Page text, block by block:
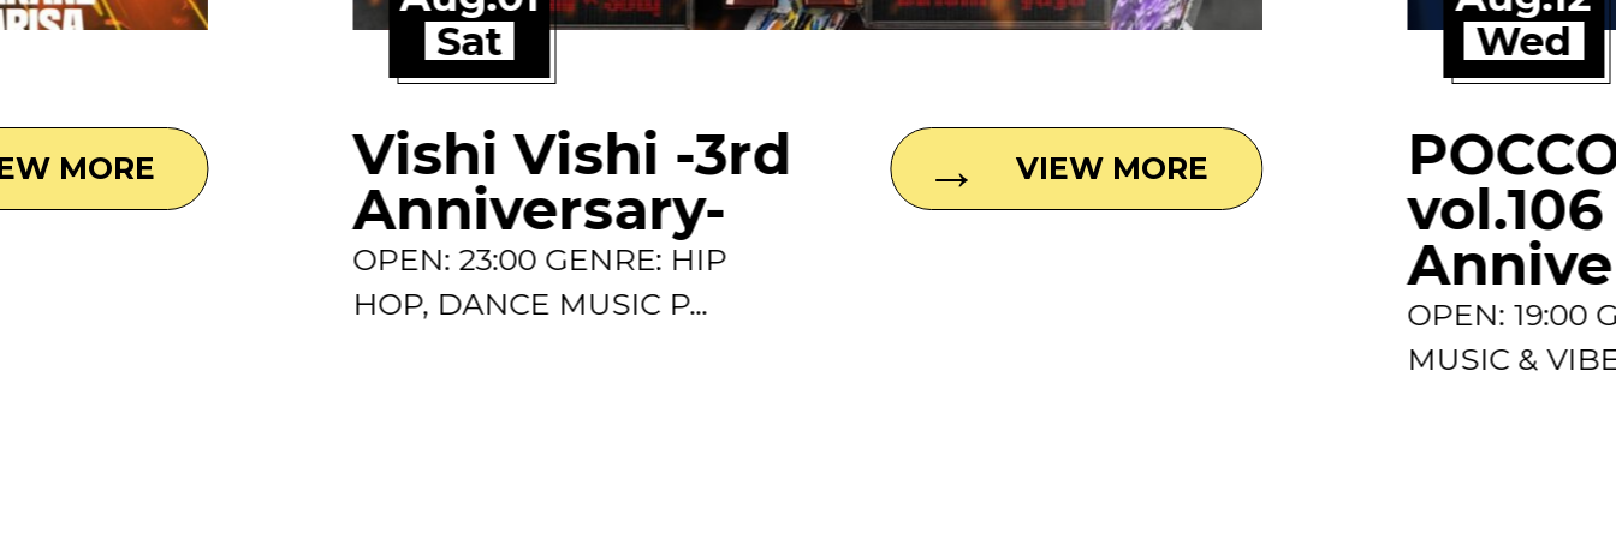
MORE
Sat
Vishi Vishi -3rd
Anniversary-
OPEN: 23:00 GENRE: HIP
HOP, DANCE MUSIC P...
VIEW MORE
Wed
OPEN: 19:00
MUSIC &